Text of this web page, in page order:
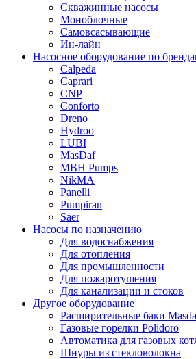
Скважинные насосы
Моноблочные
Самовсасывающие
Ин-лайн
Насосное оборудование по
Calpeda
Caprari
CNP
Conforto
Dreno
Hydroo
LUBI
MasDaf
MBH Pumps
NikMA
Panelli
Pumpiran
Saer
Насосы по назначению
Для водоснабжения
Для отопления
Для промышленности
Для пожаротушения
Для канализации и стоков
Другое оборудование
Расширительные баки
Газовые горелки Polidoro
Автоматика для газовых
Шнуры из стекловолокна